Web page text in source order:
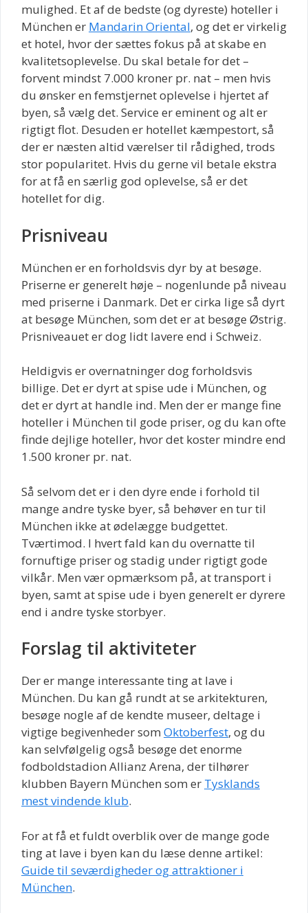
mulighed. Et af de bedste (og dyreste) hoteller i
München er Mandarin Oriental, og det er virkelig
et hotel, hvor der sættes fokus på at skabe en
kvalitetsoplevelse. Du skal betale for det –
forvent mindst 7.000 kroner pr. nat – men hvis
du ønsker en femstjernet oplevelse i hjertet af
byen, så vælg det. Service er eminent og alt er
rigtigt flot. Desuden er hotellet kæmpestort, så
der er næsten altid værelser til rådighed, trods
stor popularitet. Hvis du gerne vil betale ekstra
for at få en særlig god oplevelse, så er det
hotellet for dig.
Prisniveau
München er en forholdsvis dyr by at besøge.
Priserne er generelt høje – nogenlunde på niveau
med priserne i Danmark. Det er cirka lige så dyrt
at besøge München, som det er at besøge Østrig.
Prisniveauet er dog lidt lavere end i Schweiz.
Heldigvis er overnatninger dog forholdsvis
billige. Det er dyrt at spise ude i München, og
det er dyrt at handle ind. Men der er mange fine
hoteller i München til gode priser, og du kan ofte
finde dejlige hoteller, hvor det koster mindre end
1.500 kroner pr. nat.
Så selvom det er i den dyre ende i forhold til
mange andre tyske byer, så behøver en tur til
München ikke at ødelægge budgettet.
Tværtimod. I hvert fald kan du overnatte til
fornuftige priser og stadig under rigtigt gode
vilkår. Men vær opmærksom på, at transport i
byen, samt at spise ude i byen generelt er dyrere
end i andre tyske storbyer.
Forslag til aktiviteter
Der er mange interessante ting at lave i
München. Du kan gå rundt at se arkitekturen,
besøge nogle af de kendte museer, deltage i
vigtige begivenheder som Oktoberfest, og du
kan selvfølgelig også besøge det enorme
fodboldstadion Allianz Arena, der tilhører
klubben Bayern München som er Tysklands
mest vindende klub.
For at få et fuldt overblik over de mange gode
ting at lave i byen kan du læse denne artikel:
Guide til seværdigheder og attraktioner i
München.